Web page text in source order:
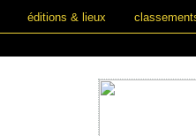
éditions & lieux